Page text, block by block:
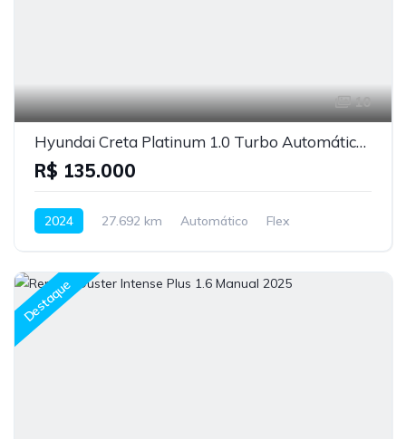
10
Hyundai Creta Platinum 1.0 Turbo Automático 2024
R$ 135.000
2024 27.692 km Automático Flex
Destaque